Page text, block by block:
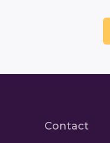
Contact